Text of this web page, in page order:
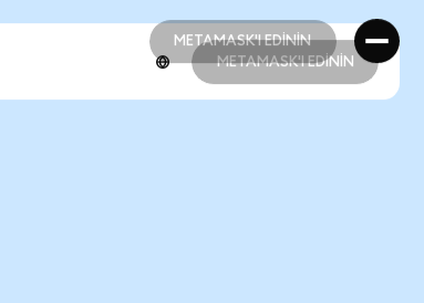
METAMASK'I EDİNİN
METAMASK'I EDİNİN
METAMASK'I EDİNİN